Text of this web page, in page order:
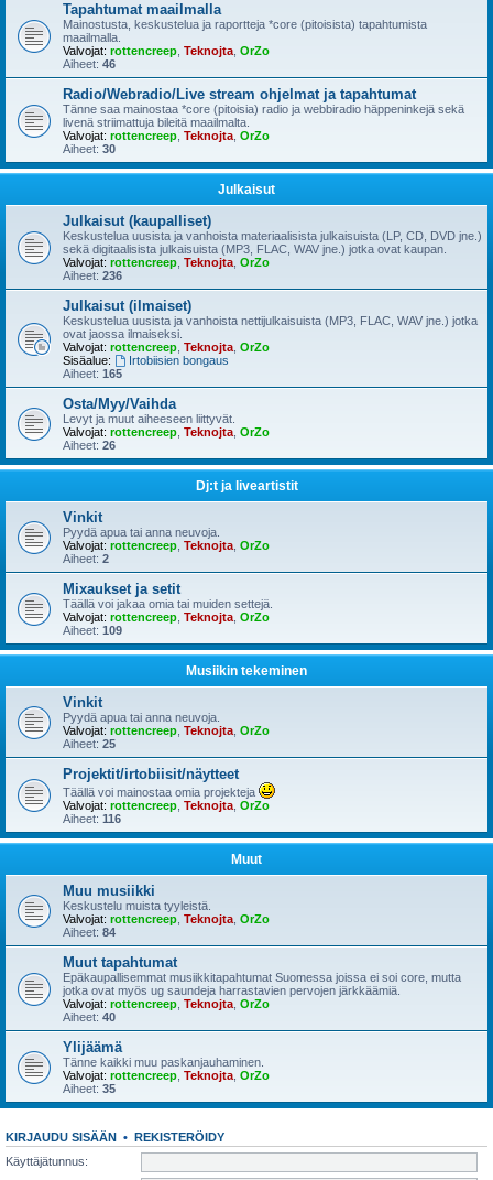
Tapahtumat maailmalla
Mainostusta, keskustelua ja raportteja *core (pitoisista) tapahtumista
maailmalla.
Valvojat: rottencreep Teknojta OrZo
Aiheet: 46
Radio/Webradio/Live stream ohjelmat ja tapahtumat
Tänne saa mainostaa *core (pitoisia) radio ja webbiradio häppeninkejä sekä
livenä striimattuja bileitä maailmalta.
Valvojat: rottencreep Teknojta OrZo
Aiheet: 30
Julkaisut
Julkaisut (kaupalliset)
Keskustelua uusista ja vanhoista materiaalisista julkaisuista (LP, CD, DVD jne.)
sekä digitaalisista julkaisuista (MP3, FLAC, WAV jne.) jotka ovat kaupan.
Valvojat: rottencreep Teknojta OrZo
Aiheet: 236
Julkaisut (ilmaiset)
Keskustelua uusista ja vanhoista nettijulkaisuista (MP3, FLAC, WAV jne.) jotka
ovat jaossa ilmaiseksi.
Valvojat: rottencreep Teknojta OrZo
Sisäalue:
Irtobiisien bongaus
Aiheet: 165
Osta/Myy/Vaihda
Levyt ja muut aiheeseen liittyvät.
Valvojat: rottencreep Teknojta OrZo
Aiheet: 26
Dj:t ja liveartistit
Vinkit
Pyydä apua tai anna neuvoja.
Valvojat: rottencreep Teknojta OrZo
Aiheet: 2
Mixaukset ja setit
Täällä voi jakaa omia tai muiden settejä.
Valvojat: rottencreep Teknojta OrZo
Aiheet: 109
Musiikin tekeminen
Vinkit
Pyydä apua tai anna neuvoja.
Valvojat: rottencreep Teknojta OrZo
Aiheet: 25
Projektit/irtobiisit/näytteet
Täällä voi mainostaa omia projekteja
Valvojat: rottencreep Teknojta OrZo
Aiheet: 116
Muut
Muu musiikki
Keskustelu muista tyyleistä.
Valvojat: rottencreep Teknojta OrZo
Aiheet: 84
Muut tapahtumat
Epäkaupallisemmat musiikkitapahtumat Suomessa joissa ei soi core, mutta
jotka ovat myös ug saundeja harrastavien pervojen järkkäämiä.
Valvojat: rottencreep Teknojta OrZo
Aiheet: 40
Ylijäämä
Tänne kaikki muu paskanjauhaminen.
Valvojat: rottencreep Teknojta OrZo
Aiheet: 35
KIRJAUDU SISÄÄN • REKISTERÖIDY
Käyttäjätunnus: